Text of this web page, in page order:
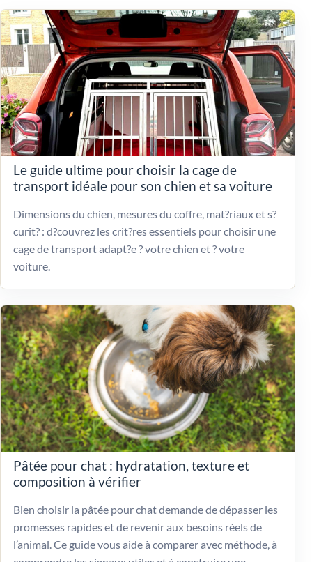
Le guide ultime pour choisir la cage de
transport idéale pour son chien et sa voiture
Dimensions du chien, mesures du coffre, mat?riaux et s?
curit? : d?couvrez les crit?res essentiels pour choisir une
cage de transport adapt?e ? votre chien et ? votre
voiture.
Pâtée pour chat : hydratation, texture et
composition à vérifier
Bien choisir la pâtée pour chat demande de dépasser les
promesses rapides et de revenir aux besoins réels de
l’animal. Ce guide vous aide à comparer avec méthode, à